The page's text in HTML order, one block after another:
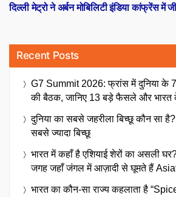
post:
दिल्ली मेट्रो ने अर्बन मोबिलिटी इंडिया कांफ्रेंस में
Recent Posts
G7 Summit 2026: फ्रांस में दुनिया के
की बैठक, जानिए 13 बड़े फैसले और भारत
दुनिया का सबसे जहरीला बिच्छू कौन सा
सबसे ज्यादा बिच्छू
भारत में कहाँ है एशियाई शेरों का असली
जगह जहाँ जंगल में आज़ादी से घूमते हैं
भारत का कौन-सा राज्य कहलाता है